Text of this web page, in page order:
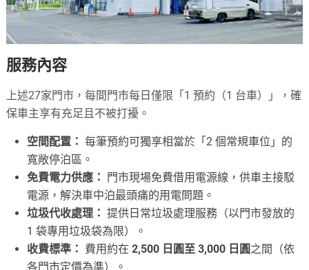
服務內容
上述27家門市，每間門市每日僅限「1 預約（1 台車）」，確
保車主享有充足且不被打擾。
空間配置： 每筆預約可獨享相當於「2 個常規車位」的
寬敞停泊區。
免費電力供應：
門市現場免費借用電源線，供車主接駁
電源，解決車中泊最頭痛的用電問題。
垃圾代收處理： 提供日常垃圾處理服務（以門市發放的
1 袋專用垃圾袋為限）。
收費標準： 費用約在2,500 日圓至 3,000 日圓之間（依
各門市定價為準）。